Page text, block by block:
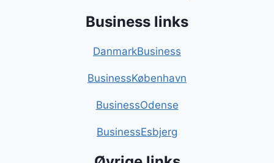
Business links
DanmarkBusiness
BusinessKøbenhavn
BusinessOdense
BusinessEsbjerg